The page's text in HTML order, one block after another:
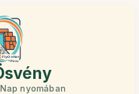
nyomában